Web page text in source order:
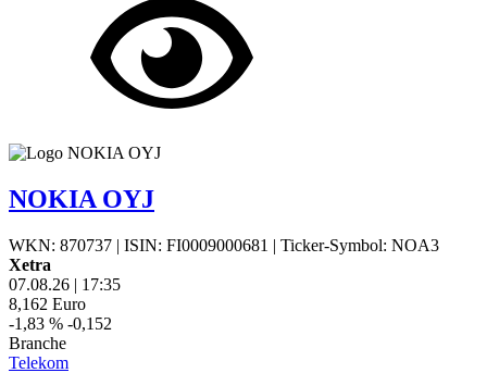
NOKIA OYJ
WKN: 870737 | ISIN: FI0009000681 | Ticker-Symbol: NOA3
Xetra
07.08.26 | 17:35
8,162 Euro
-1,83 % -0,152
Branche
Telekom